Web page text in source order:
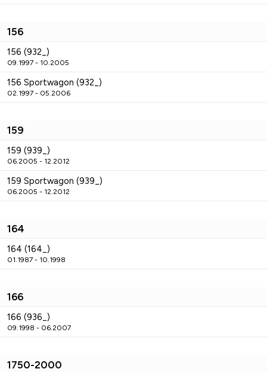
156
156 (932_)
09.1997 - 10.2005
156 Sportwagon (932_)
02.1997 - 05.2006
159
159 (939_)
06.2005 - 12.2012
159 Sportwagon (939_)
06.2005 - 12.2012
164
164 (164_)
01.1987 - 10.1998
166
166 (936_)
09.1998 - 06.2007
1750-2000